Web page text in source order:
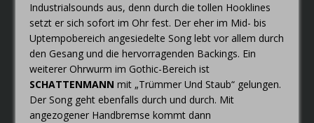
Industrialsounds aus, denn durch die tollen Hooklines
setzt er sich sofort im Ohr fest. Der eher im Mid- bis
Uptempobereich angesiedelte Song lebt vor allem durch
den Gesang und die hervorragenden Backings. Ein
weiterer Ohrwurm im Gothic-Bereich ist
SCHATTENMANN mit „Trümmer Und Staub“ gelungen.
Der Song geht ebenfalls durch und durch. Mit
angezogener Handbremse kommt dann